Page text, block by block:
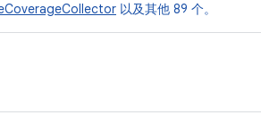
以及其他 89 个。